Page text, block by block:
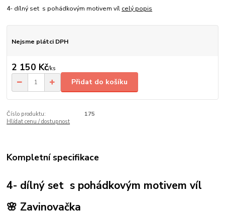
4- dílný set s pohádkovým motivem víl celý popis
Nejsme plátci DPH
2 150 Kč/ks
Přidat do košíku
Číslo produktu:
175
Hlídat cenu / dostupnost
Kompletní specifikace
4- dílný set s pohádkovým motivem víl
🌸 Zavinovačka